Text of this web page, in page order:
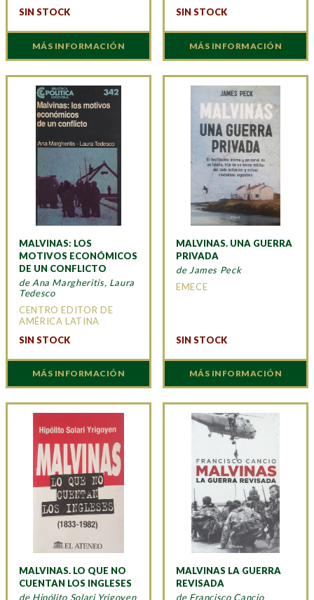
SIN STOCK
MÁS INFORMACIÓN
SIN STOCK
MÁS INFORMACIÓN
MALVINAS: LOS
MOTIVOS ECONÓMICOS
DE UN CONFLICTO
de Ana Margheritis, Laura
Tedesco
CENTRO EDITOR DE
AMÉRICA LATINA
SIN STOCK
MÁS INFORMACIÓN
MALVINAS. UNA GUERRA
PRIVADA
de James Peck
EMECE
SIN STOCK
MÁS INFORMACIÓN
MALVINAS. LO QUE NO
CUENTAN LOS INGLESES
de Hipólito Solari Yrigoyen
MALVINAS LA GUERRA
REVISADA
de Francisco Cancio